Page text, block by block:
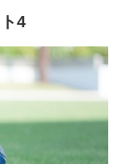
4